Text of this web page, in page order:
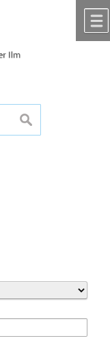
suchen